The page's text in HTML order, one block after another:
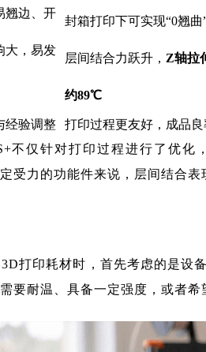
翘边、开
封箱打印下可实现“0翘曲
大，易发
层间结合力跃升， Z轴拉
约89℃
经验调整
打印过程更友好，成品
不仅针对打印过程进行了优
受力的功能件来说，层间结合
打印耗材时，首先考虑的是设
要耐温、具备一定强度，或者